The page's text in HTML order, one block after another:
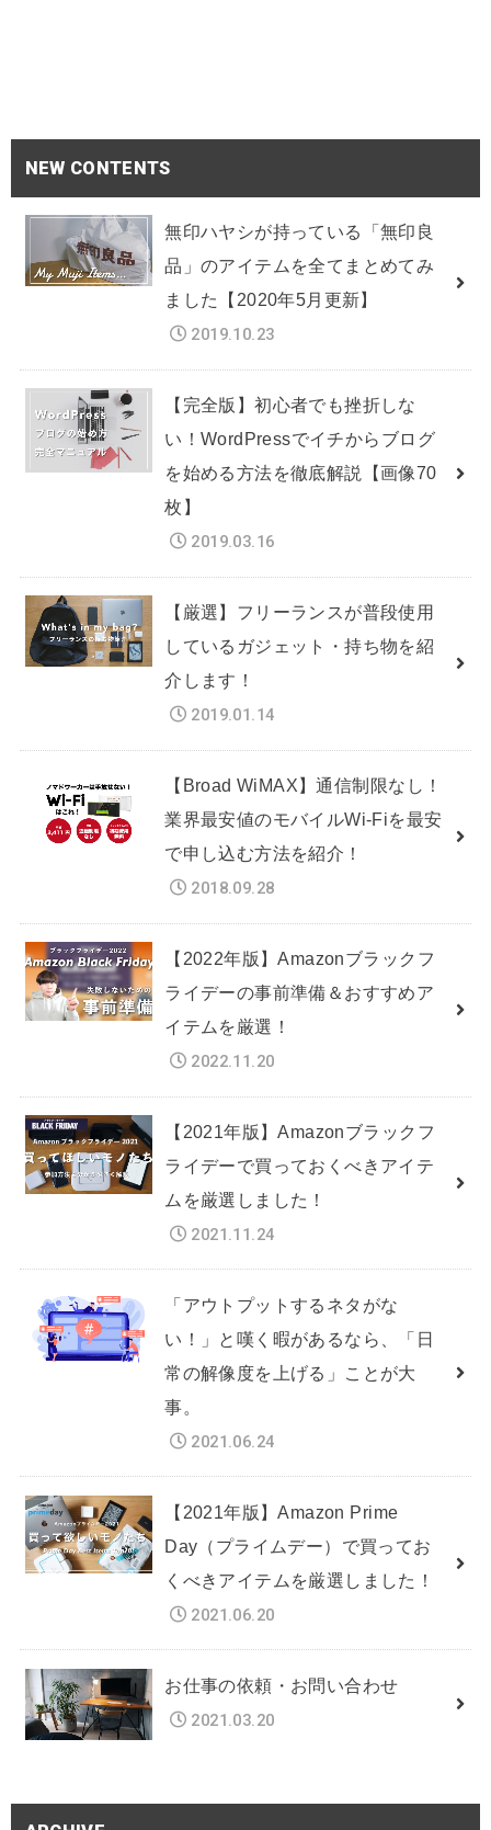
NEW CONTENTS
無印ハヤシが持っている「無印良
品」のアイテムを全てまとめてみ
ました【2020年5月更新】
2019.10.23
【完全版】初心者でも挫折しな
い！WordPressでイチからブログ
を始める方法を徹底解説【画像70
枚】
2019.03.16
【厳選】フリーランスが普段使用
しているガジェット・持ち物を紹
介します！
2019.01.14
【Broad WiMAX】通信制限なし！
業界最安値のモバイルWi-Fiを最安
で申し込む方法を紹介！
2018.09.28
【2022年版】Amazonブラックフ
ライデーの事前準備＆おすすめア
イテムを厳選！
2022.11.20
【2021年版】Amazonブラックフ
ライデーで買っておくべきアイテ
ムを厳選しました！
2021.11.24
「アウトプットするネタがな
い！」と嘆く暇があるなら、「日
常の解像度を上げる」ことが大
事。
2021.06.24
【2021年版】Amazon Prime
Day（プライムデー）で買ってお
くべきアイテムを厳選しました！
2021.06.20
お仕事の依頼・お問い合わせ
2021.03.20